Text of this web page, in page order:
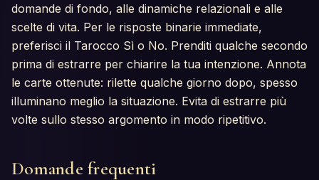
domande di fondo, alle dinamiche relazionali e alle
scelte di vita. Per le risposte binarie immediate,
preferisci il Tarocco Sì o No. Prenditi qualche secondo
prima di estrarre per chiarire la tua intenzione. Annota
le carte ottenute: rilette qualche giorno dopo, spesso
illuminano meglio la situazione. Evita di estrarre più
volte sullo stesso argomento in modo ripetitivo.
Domande frequenti